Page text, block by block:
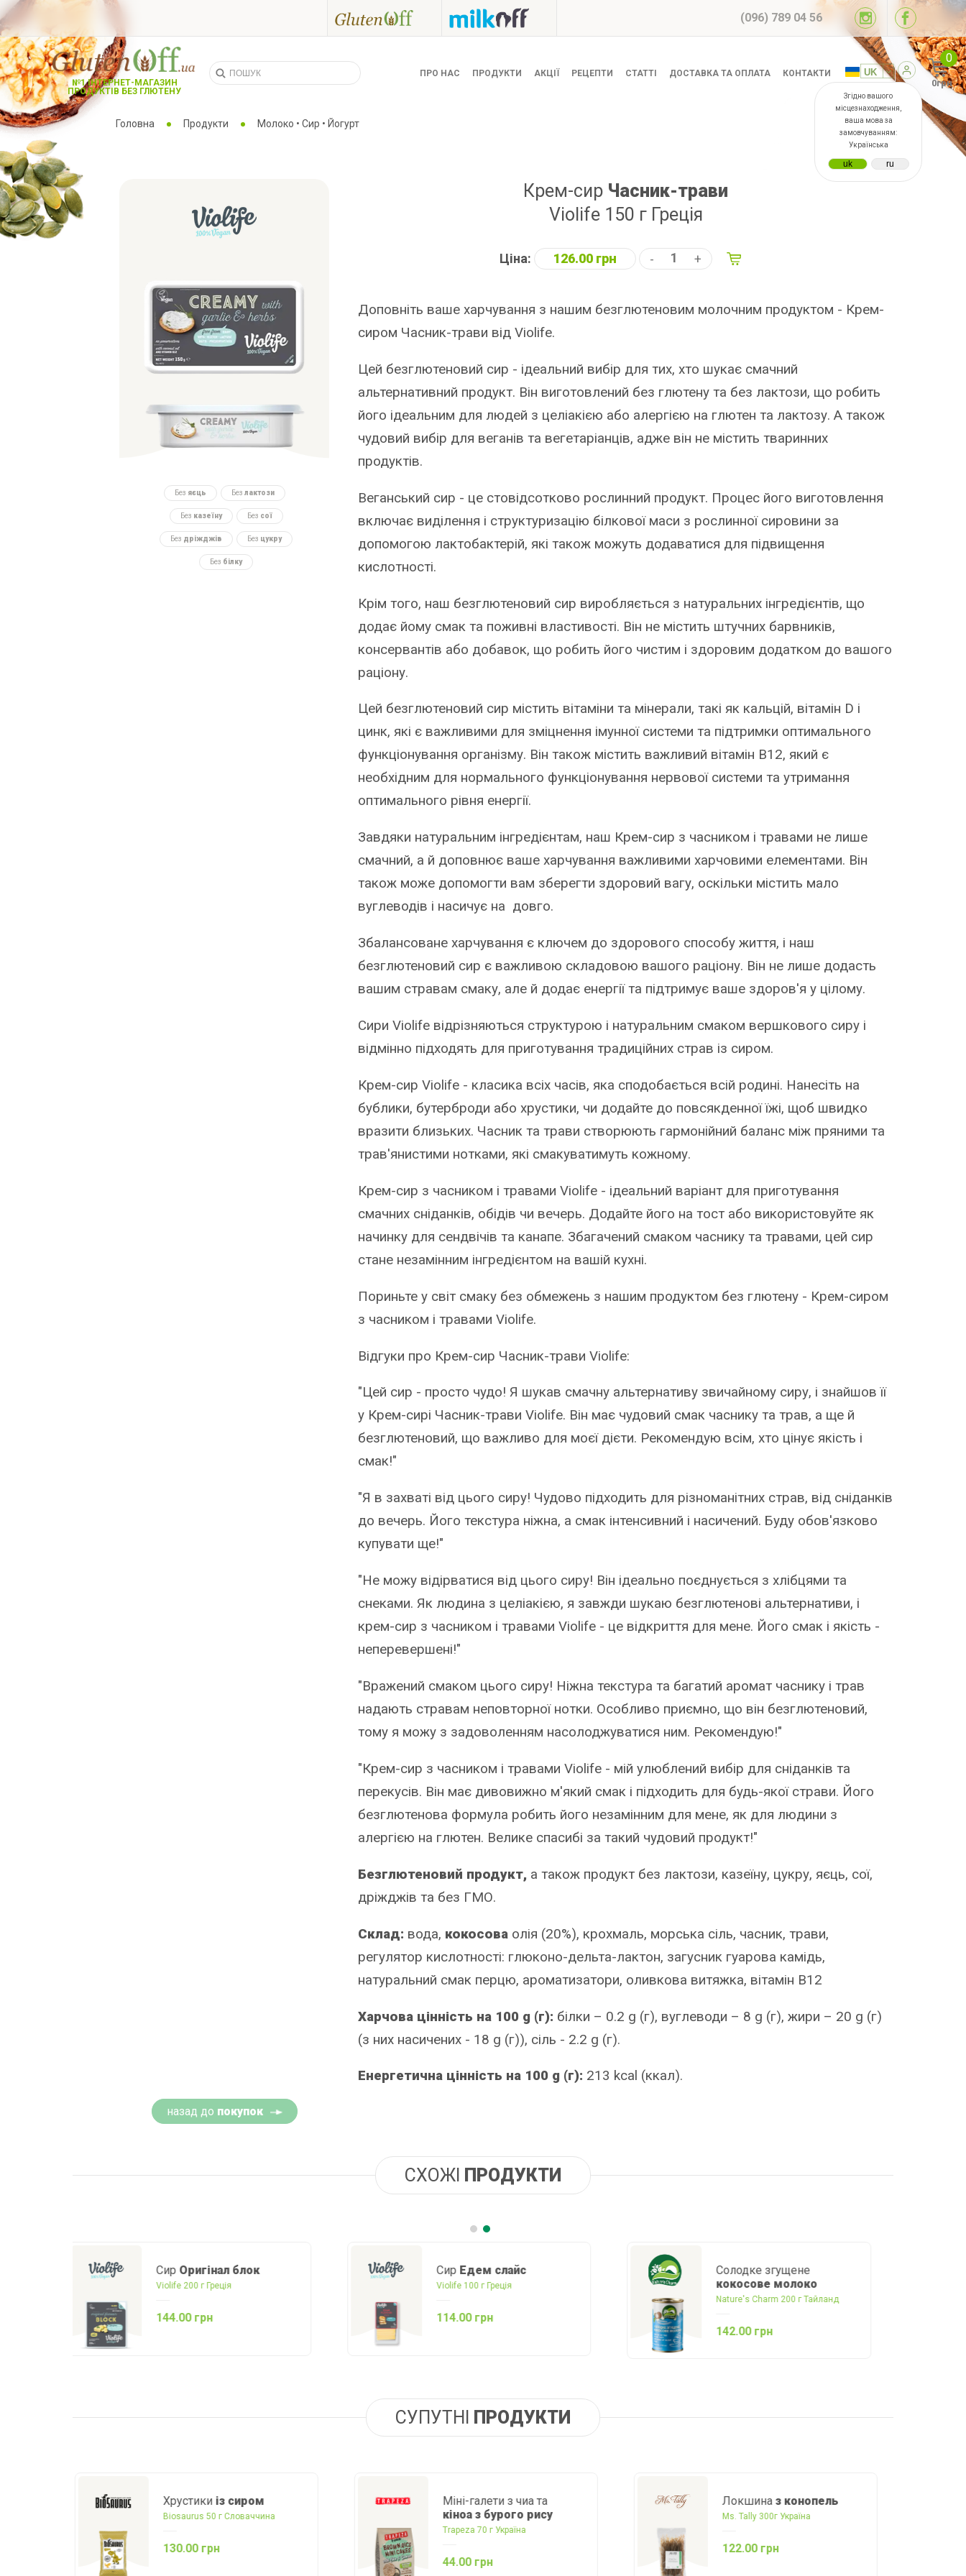
(096) 789 04 56
№1 ІНТЕРНЕТ-МАГАЗИН
ПРОДУКТІВ БЕЗ ГЛЮТЕНУ
ПРО НАС ПРОДУКТИ АКЦІЇ РЕЦЕПТИ СТАТТІ ДОСТАВКА ТА ОПЛАТА КОНТАКТИ
Згідно вашого
місцезнаходження,
ваша мова за
замовчуванням:
Українська
0
0грн
Головна Продукти Молоко • Сир • Йогурт
Без яєць Без лактози
Без казеїну Без сої
Без дріжджів Без цукру
Без білку
назад до покупок
Крем-сир Часник-трави
Violife 150 г Греція
Ціна: 126.00 грн - +
Доповніть ваше харчування з нашим безглютеновим молочним продуктом - Крем-
сиром Часник-трави від Violife.
Цей безглютеновий сир - ідеальний вибір для тих, хто шукає смачний
альтернативний продукт. Він виготовлений без глютену та без лактози, що робить
його ідеальним для людей з целіакією або алергією на глютен та лактозу. А також
чудовий вибір для веганів та вегетаріанців, адже він не містить тваринних
продуктів.
Веганський сир - це стовідсотково рослинний продукт. Процес його виготовлення
включає виділення і структуризацію білкової маси з рослинної сировини за
допомогою лактобактерій, які також можуть додаватися для підвищення
кислотності.
Крім того, наш безглютеновий сир виробляється з натуральних інгредієнтів, що
додає йому смак та поживні властивості. Він не містить штучних барвників,
консервантів або добавок, що робить його чистим і здоровим додатком до вашого
раціону.
Цей безглютеновий сир містить вітаміни та мінерали, такі як кальцій, вітамін D і
цинк, які є важливими для зміцнення імунної системи та підтримки оптимального
функціонування організму. Він також містить важливий вітамін B12, який є
необхідним для нормального функціонування нервової системи та утримання
оптимального рівня енергії.
Завдяки натуральним інгредієнтам, наш Крем-сир з часником і травами не лише
смачний, а й доповнює ваше харчування важливими харчовими елементами. Він
також може допомогти вам зберегти здоровий вагу, оскільки містить мало
вуглеводів і насичує на довго.
Збалансоване харчування є ключем до здорового способу життя, і наш
безглютеновий сир є важливою складовою вашого раціону. Він не лише додасть
вашим стравам смаку, але й додає енергії та підтримує ваше здоров'я у цілому.
Сири Violife відрізняються структурою і натуральним смаком вершкового сиру і
відмінно підходять для приготування традиційних страв із сиром.
Крем-сир Violife - класика всіх часів, яка сподобається всій родині. Нанесіть на
бублики, бутерброди або хрустики, чи додайте до повсякденної їжі, щоб швидко
вразити близьких. Часник та трави створюють гармонійний баланс між пряними та
трав'янистими нотками, які смакуватимуть кожному.
Крем-сир з часником і травами Violife - ідеальний варіант для приготування
смачних сніданків, обідів чи вечерь. Додайте його на тост або використовуйте як
начинку для сендвічів та канапе. Збагачений смаком часнику та травами, цей сир
стане незамінним інгредієнтом на вашій кухні.
Пориньте у світ смаку без обмежень з нашим продуктом без глютену - Крем-сиром
з часником і травами Violife.
Відгуки про Крем-сир Часник-трави Violife:
"Цей сир - просто чудо! Я шукав смачну альтернативу звичайному сиру, і знайшов її
у Крем-сирі Часник-трави Violife. Він має чудовий смак часнику та трав, а ще й
безглютеновий, що важливо для моєї дієти. Рекомендую всім, хто цінує якість і
смак!"
"Я в захваті від цього сиру! Чудово підходить для різноманітних страв, від сніданків
до вечерь. Його текстура ніжна, а смак інтенсивний і насичений. Буду обов'язково
купувати ще!"
"Не можу відірватися від цього сиру! Він ідеально поєднується з хлібцями та
снеками. Як людина з целіакією, я завжди шукаю безглютенові альтернативи, і
крем-сир з часником і травами Violife - це відкриття для мене. Його смак і якість -
неперевершені!"
"Вражений смаком цього сиру! Ніжна текстура та багатий аромат часнику і трав
надають стравам неповторної нотки. Особливо приємно, що він безглютеновий,
тому я можу з задоволенням насолоджуватися ним. Рекомендую!"
"Крем-сир з часником і травами Violife - мій улюблений вибір для сніданків та
перекусів. Він має дивовижно м'який смак і підходить для будь-якої страви. Його
безглютенова формула робить його незамінним для мене, як для людини з
алергією на глютен. Велике спасибі за такий чудовий продукт!"
Безглютеновий продукт, а також продукт без лактози, казеїну, цукру, яєць, сої,
дріжджів та без ГМО.
Склад: вода, кокосова олія (20%), крохмаль, морська сіль, часник, трави,
регулятор кислотності: глюконо-дельта-лактон, загусник гуарова камідь,
натуральний смак перцю, ароматизатори, оливкова витяжка, вітамін В12
Харчова цінність на 100 g (г): білки – 0.2 g (г), вуглеводи – 8 g (г), жири – 20 g (г)
(з них насичених - 18 g (г)), сіль - 2.2 g (г).
Енергетична цінність на 100 g (г): 213 kcal (ккал).
СХОЖІ ПРОДУКТИ
СирЕдем слайс
Violife 100 г Греція
114.00 грн
Солодке згущене
кокосове молоко
Сир слайсамиГауда
Оригінальний Vegan
Violife 100 г Греція
114.00 грн
СУПУТНІ ПРОДУКТИ
Хрустикиіз сиром
Biosaurus 50 г Словаччина
130.00 грн
Міні-галети з чиа та
кіноа з бурого рису
Trapeza 70 г Україна
44.00 грн
Локшиназ конопель
Ms. Tally 300г Україна
122.00 грн